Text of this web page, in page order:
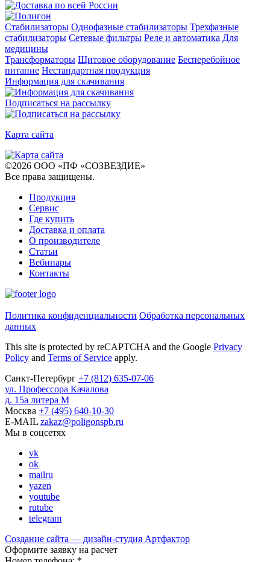
Стабилизаторы Однофазные стабилизаторы Трехфазные
стабилизаторы Сетевые фильтры Реле и автоматика Для
медицины
Трансформаторы Щитовое оборудование Бесперебойное
питание Нестандартная продукция
Информация для скачивания
Подписаться на рассылку
Карта сайта
©2026 ООО «ПФ «СОЗВЕЗДИЕ»
Все права защищены.
Продукция
Сервис
Где купить
Доставка и оплата
О производителе
Статьи
Вебинары
Контакты
Политика конфиденциальности Обработка персональных
данных
This site is protected by reCAPTCHA and the Google Privacy
Policy and Terms of Service apply.
Санкт-Петербург +7 (812) 635-07-06
ул. Профессора Качалова
д. 15а литера М
Москва +7 (495) 640-10-30
E-MAIL zakaz@poligonspb.ru
Мы в соцсетях
vk
ok
mailru
yazen
youtube
rutube
telegram
Создание сайта — дизайн-студия Артфактор
Оформите заявку на расчет